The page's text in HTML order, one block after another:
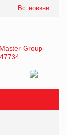
Всі новини